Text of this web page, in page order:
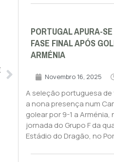
PORTUGAL APURA-
FASE FINAL APÓS
ARMÉNIA
Novembro 16, 2025
A seleção portuguesa
a nona presença num
golear por 9-1 a Arménia,
jornada do Grupo F da
Estádio do Dragão, no